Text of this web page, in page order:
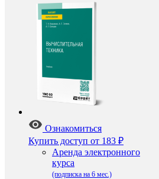
Ознакомиться
Купить доступ от 183 ₽
Аренда электронного
курса
(подписка на 6 мес.)